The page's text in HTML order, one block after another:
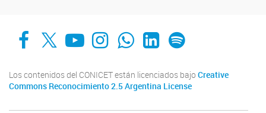
Facebook
X YouTube
Instagram
Whats AppLinkedIn
Spotify
Los contenidos del CONICET están licenciados bajo Creative
Commons Reconocimiento 2.5 Argentina License